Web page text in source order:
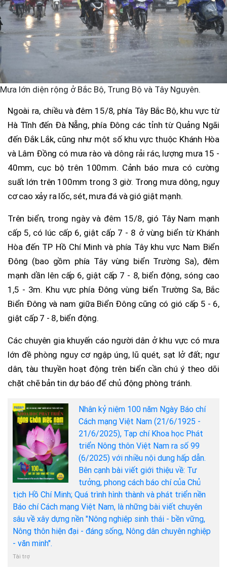
Mưa lớn diện rộng ở Bắc Bộ, Trung Bộ và Tây Nguyên.
Ngoài ra, chiều và đêm 15/8, phía Tây Bắc Bộ, khu vực từ
Hà Tĩnh đến Đà Nẵng, phía Đông các tỉnh từ Quảng Ngãi
đến Đắk Lắk, cũng như một số khu vực thuộc Khánh Hòa
và Lâm Đồng có mưa rào và dông rải rác, lượng mưa 15 -
40mm, cục bộ trên 100mm. Cảnh báo mưa có cường
suất lớn trên 100mm trong 3 giờ. Trong mưa dông, nguy
cơ cao xảy ra lốc, sét, mưa đá và gió giật mạnh.
Trên biển, trong ngày và đêm 15/8, gió Tây Nam mạnh
cấp 5, có lúc cấp 6, giật cấp 7 - 8 ở vùng biển từ Khánh
Hòa đến TP Hồ Chí Minh và phía Tây khu vực Nam Biển
Đông (bao gồm phía Tây vùng biển Trường Sa), đêm
mạnh dần lên cấp 6, giật cấp 7 - 8, biển động, sóng cao
1,5 - 3m. Khu vực phía Đông vùng biển Trường Sa, Bắc
Biển Đông và nam giữa Biển Đông cũng có gió cấp 5 - 6,
giật cấp 7 - 8, biển động.
Các chuyên gia khuyến cáo người dân ở khu vực có mưa
lớn đề phòng nguy cơ ngập úng, lũ quét, sạt lở đất; ngư
dân, tàu thuyền hoạt động trên biển cần chú ý theo dõi
chặt chẽ bản tin dự báo để chủ động phòng tránh.
Nhân kỷ niệm 100 năm Ngày Báo chí
Cách mạng Việt Nam (21/6/1925 -
21/6/2025), Tạp chí Khoa học Phát
triển Nông thôn Việt Nam ra số 99
(6/2025) với nhiều nội dung hấp dẫn.
Bên cạnh bài viết giới thiệu về: Tư
tưởng, phong cách báo chí của Chủ
tịch Hồ Chí Minh; Quá trình hình thành và phát triển nền
Báo chí Cách mạng Việt Nam, là những bài viết chuyên
sâu về xây dựng nền "Nông nghiệp sinh thái - bền vững,
Nông thôn hiện đại - đáng sống, Nông dân chuyên nghiệp
- văn minh".
Tài trợ